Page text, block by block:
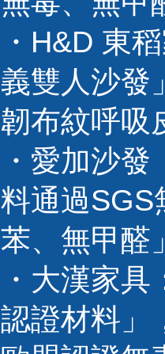
・H&D 東
義雙人沙發
韌布紋呼吸
・愛加沙
料通過SGS
苯、無甲醛
・大漢家
認證材料」